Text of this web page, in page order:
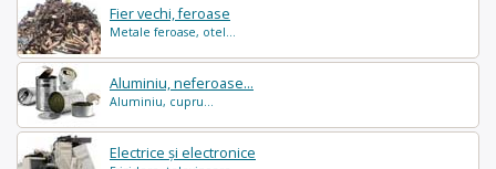
Fier vechi, feroase
Metale feroase, otel...
Aluminiu, neferoase...
Aluminiu, cupru...
Electrice și electronice